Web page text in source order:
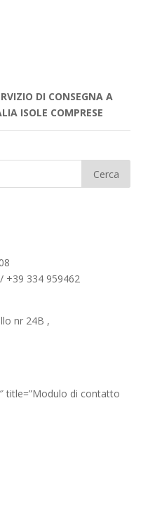
DI CONSEGNA A
ISOLE COMPRESE
+39 334 959462
nr 24B ,
title=”Modulo di contatto